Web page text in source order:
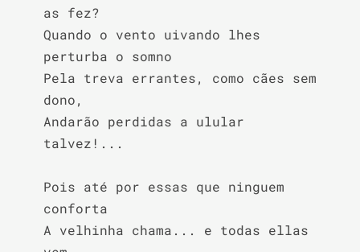
as fez?
Quando o vento uivando lhes
perturba o somno
Pela treva errantes, como cães sem
dono,
Andarão perdidas a ulular
talvez!...
Pois até por essas que ninguem
conforta
A velhinha chama... e todas ellas